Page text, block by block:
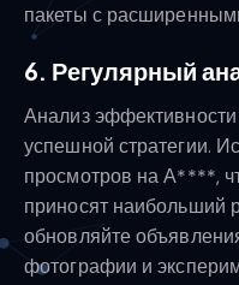
пакеты с
6. Регулярный
Анализ
успешной стратегии.
просмотров на А****,
приносят наибольший
обновляйте
фотографии и